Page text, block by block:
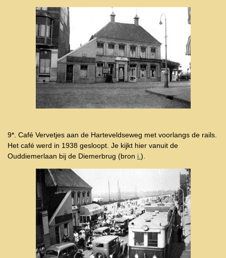
9*. Café Vervetjes aan de Harteveldseweg met voorlangs de rails.
Het café werd in 1938 gesloopt. Je kijkt hier vanuit de
Ouddiemerlaan bij de Diemerbrug (bron i. ).